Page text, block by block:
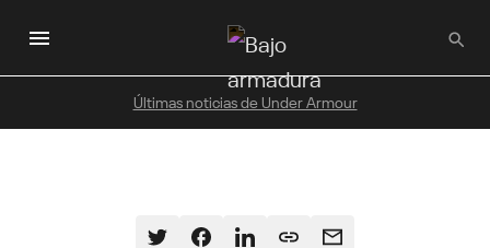
al
principal
Últimas noticias de Under Armour